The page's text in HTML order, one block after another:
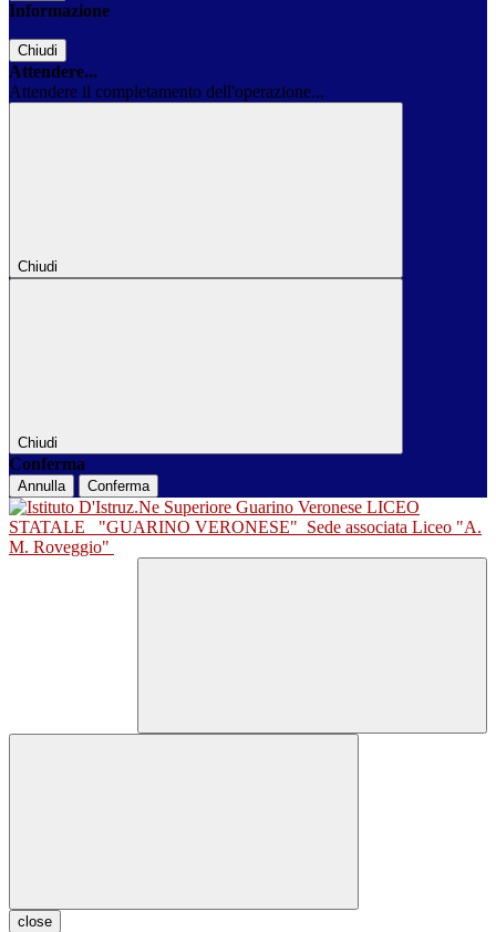
Informazione
Chiudi
Attendere...
Attendere il completamento dell'operazione...
Chiudi
Chiudi
Conferma
Annulla Conferma
LICEO
STATALE
"GUARINO VERONESE" Sede associata Liceo "A.
M. Roveggio"
close